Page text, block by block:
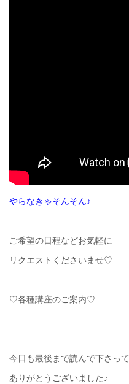
やらなきゃそんそん♪
ご希望の日程などお気軽に
リクエストくださいませ♡
♡各種講座のご案内♡
今日も最後まで読んで下さって
ありがとうございました♪